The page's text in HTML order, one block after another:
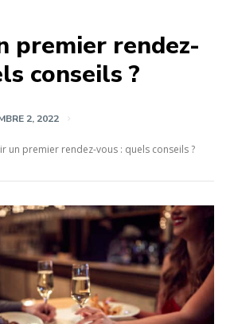
premier rendez-
conseils ?
2, 2022
un premier rendez-vous : quels conseils ?